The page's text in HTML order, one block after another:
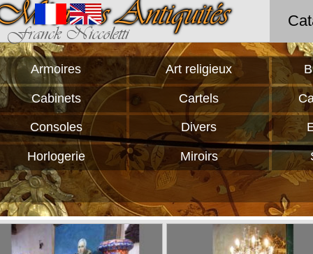
Antiquités
Franck Niccoletti
Armoires Art religieux
Cabinets Cartels
Consoles Divers
Horlogerie Miroirs